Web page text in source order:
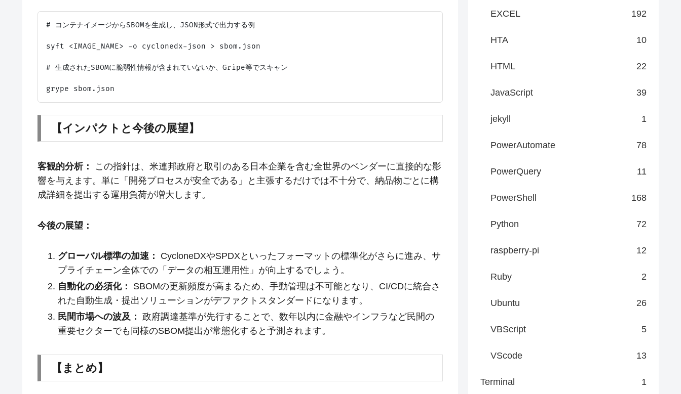
# コンテナイメージからSBOMを生成し、JSON形式で出力する例
syft <IMAGE_NAME> -o cyclonedx-json > sbom.json
# 生成されたSBOMに脆弱性情報が含まれていないか、Gripe等でスキャン
【インパクトと今後の展望】
客観的分析：
この指針は、米連邦政府と取引のある日本企業を含む全世界のベンダーに直接的な影
響を与えます。単に「開発プロセスが安全である」と主張するだけでは不十分で、納品物ごとに構
成詳細を提出する運用負荷が増大します。
今後の展望：
グローバル標準の加速：
CycloneDXやSPDXといったフォーマットの標準化がさらに進み、サ
プライチェーン全体での「データの相互運用性」が向上するでしょう。
自動化の必須化：
SBOMの更新頻度が高まるため、手動管理は不可能となり、CI/CDに統合さ
れた自動生成・提出ソリューションがデファクトスタンダードになります。
民間市場への波及： 政府調達基準が先行することで、数年以内に金融やインフラなど民間の
重要セクターでも同様のSBOM提出が常態化すると予測されます。
【まとめ】
EXCEL 192
HTA 10
HTML 22
JavaScript 39
jekyll 1
PowerAutomate 78
PowerQuery 11
PowerShell 168
Python 72
raspberry-pi 12
Ruby 2
Ubuntu 26
VBScript 5
VScode 13
Terminal 1